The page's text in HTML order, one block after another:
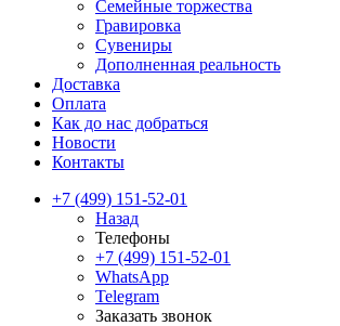
Семейные торжества
Гравировка
Сувениры
Дополненная реальность
Доставка
Оплата
Как до нас добраться
Новости
Контакты
+7 (499) 151-52-01
Назад
Телефоны
+7 (499) 151-52-01
WhatsApp
Telegram
Заказать звонок